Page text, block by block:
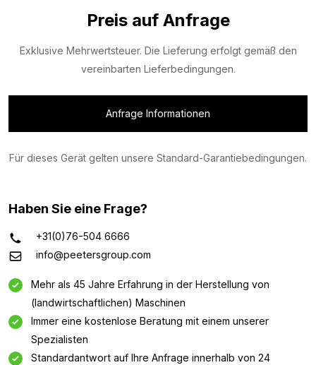
Preis auf Anfrage
Exklusive Mehrwertsteuer. Die Lieferung erfolgt gemäß den
vereinbarten Lieferbedingungen.
Anfrage Informationen
Für dieses Gerät gelten unsere Standard-Garantiebedingungen.
Haben Sie eine Frage?
+31(0)76-504 6666
info@peetersgroup.com
Mehr als 45 Jahre Erfahrung in der Herstellung von
(landwirtschaftlichen) Maschinen
Immer eine kostenlose Beratung mit einem unserer
Spezialisten
Standardantwort auf Ihre Anfrage innerhalb von 24